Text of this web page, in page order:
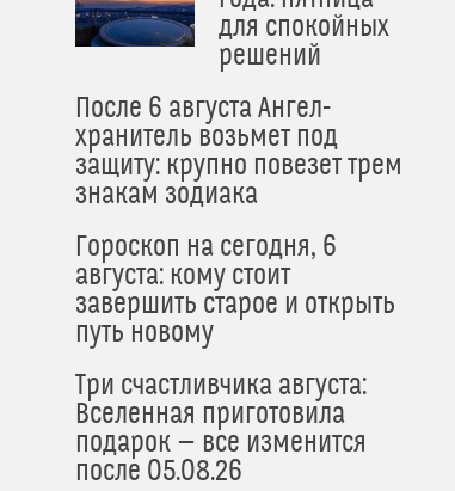
для спокойных
решений
После 6 августа Ангел-
хранитель возьмет под
защиту: крупно повезет трем
знакам зодиака
Гороскоп на сегодня, 6
августа: кому стоит
завершить старое и открыть
путь новому
Три счастливчика августа:
Вселенная приготовила
подарок — все изменится
после 05.08.26